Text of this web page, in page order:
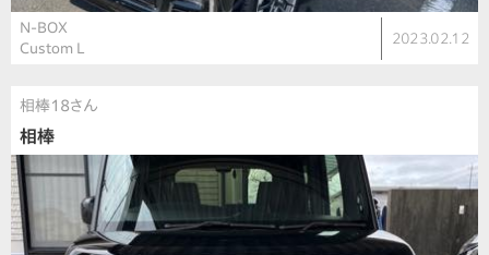
N-BOX
Custom L
2023.02.12
相棒18さん
相棒